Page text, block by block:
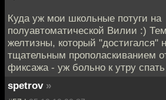
Куда уж мои школьные потуги на
полуавтоматической Вилии :)
желтизны, который "достигался"
тщательным прополаскиванием
фиксажа - уж больно к утру
spetrov »